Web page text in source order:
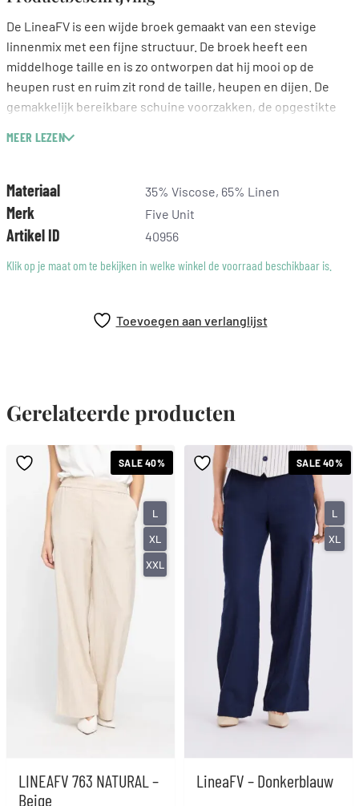
De LineaFV is een wijde broek gemaakt van een stevige
linnenmix met een fijne structuur. De broek heeft een
middelhoge taille en is zo ontworpen dat hij mooi op de
heupen rust en ruim zit rond de taille, heupen en dijen. De
gemakkelijk bereikbare schuine voorzakken, de opgestikte
benadrukken de moeiteloze en minimalistische look van de
Wijde pasvorm
Middenhoge taille
lichaamsmaten van het model zijn: Taille: 64 cm. Heup: 91 cm.
MEER LEZEN
Materiaal 35% Viscose, 65% Linen
Merk Five Unit
Artikel ID
40956
Klik op je maat om te bekijken in welke winkel de voorraad beschikbaar is.
Toevoegen aan verlanglijst
Gerelateerde producten
SALE 40%
LINEAFV 763 NATURAL –
Beige
L
XL
XXL
SALE 40%
LineaFV – Donkerblauw
L
XL